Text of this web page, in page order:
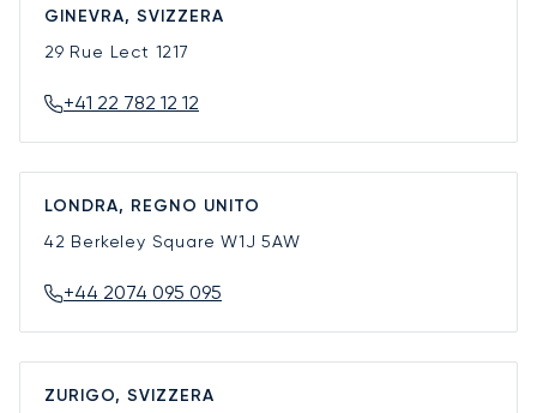
GINEVRA, SVIZZERA
29 Rue Lect 1217
+41 22 782 12 12
LONDRA, REGNO UNITO
42 Berkeley SquareW1J 5AW
+44 2074 095 095
ZURIGO, SVIZZERA